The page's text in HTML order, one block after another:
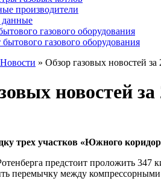
производители
газового оборудования
газового оборудования
Новости » Обзор газовых новостей за
новостей
трех участков «Южного
предстоит проложить 347
перемычку между